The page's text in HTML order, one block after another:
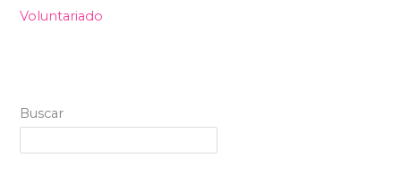
Voluntariado
Buscar